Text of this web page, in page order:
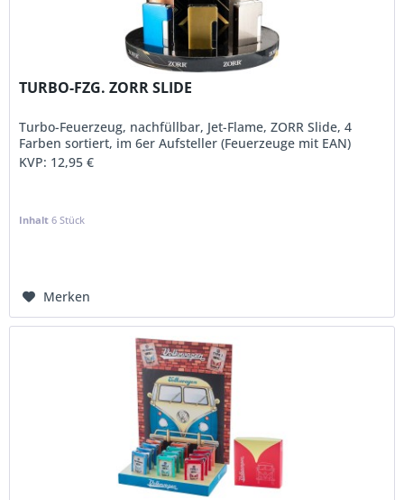
TURBO-FZG. ZORR SLIDE
Turbo-Feuerzeug, nachfüllbar, Jet-Flame, ZORR Slide, 4
Farben sortiert, im 6er Aufsteller (Feuerzeuge mit EAN)
KVP: 12,95 €
Inhalt6 Stück
Merken